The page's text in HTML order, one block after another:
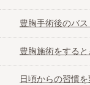
豊胸手術後のバ
豊胸施術をする
日頃からの習慣